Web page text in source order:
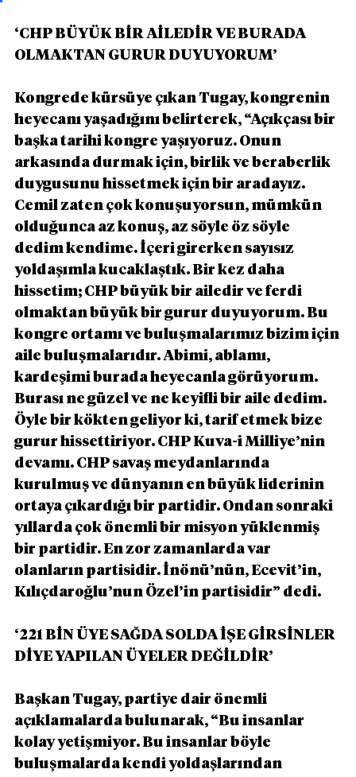
‘CHP BÜYÜK BİR AİLEDİR VE BURADA
OLMAKTAN GURUR DUYUYORUM’
Kongrede kürsüye çıkan Tugay, kongrenin
heyecanı yaşadığını belirterek, “Açıkçası bir
başka tarihi kongre yaşıyoruz. Onun
arkasında durmak için, birlik ve beraberlik
duygusunu hissetmek için bir aradayız.
Cemil zaten çok konuşuyorsun, mümkün
olduğunca az konuş, az söyle öz söyle
dedim kendime. İçeri girerken sayısız
yoldaşımla kucaklaştık. Bir kez daha
hissetim; CHP büyük bir ailedir ve ferdi
olmaktan büyük bir gurur duyuyorum. Bu
kongre ortamı ve buluşmalarımız bizim için
aile buluşmalarıdır. Abimi, ablamı,
kardeşimi burada heyecanla görüyorum.
Burası ne güzel ve ne keyifli bir aile dedim.
Öyle bir kökten geliyor ki, tarif etmek bize
gurur hissettiriyor. CHP Kuva-i Milliye’nin
devamı. CHP savaş meydanlarında
kurulmuş ve dünyanın en büyük liderinin
ortaya çıkardığı bir partidir. Ondan sonraki
yıllarda çok önemli bir misyon yüklenmiş
bir partidir. En zor zamanlarda var
olanların partisidir. İnönü’nün, Ecevit’in,
Kılıçdaroğlu’nun Özel’in partisidir” dedi.
‘221 BİN ÜYE SAĞDA SOLDA İŞE GİRSİNLER
DİYE YAPILAN ÜYELER DEĞİLDİR’
Başkan Tugay, partiye dair önemli
açıklamalarda bulunarak, “Bu insanlar
kolay yetişmiyor. Bu insanlar böyle
buluşmalarda kendi yoldaşlarından